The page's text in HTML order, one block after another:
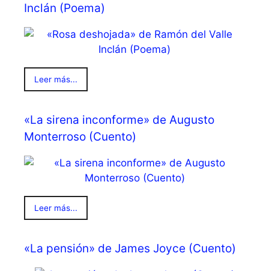
Inclán (Poema)
Leer más...
«La sirena inconforme» de Augusto
Monterroso (Cuento)
Leer más...
«La pensión» de James Joyce (Cuento)